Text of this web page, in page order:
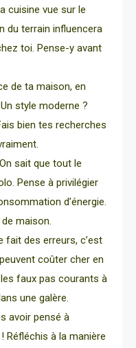
cuisine vue sur le
du terrain influencera
toi. Pense-y avant
de ta maison, en
style moderne ?
bien tes recherches
sait que tout le
Pense à privilégier
d’énergie.
maison.
fait des erreurs, c’est
coûter cher en
faux pas courants à
une galère.
avoir pensé à
! Réfléchis à la manière